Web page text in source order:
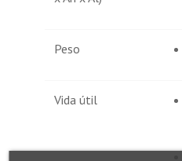
Peso
Vida útil